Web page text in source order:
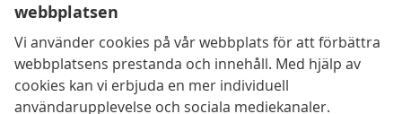
webbplatsen
Vi använder cookies på vår webbplats för att förbättra
webbplatsens prestanda och innehåll. Med hjälp av
cookies kan vi erbjuda en mer individuell
användarupplevelse och sociala mediekanaler.